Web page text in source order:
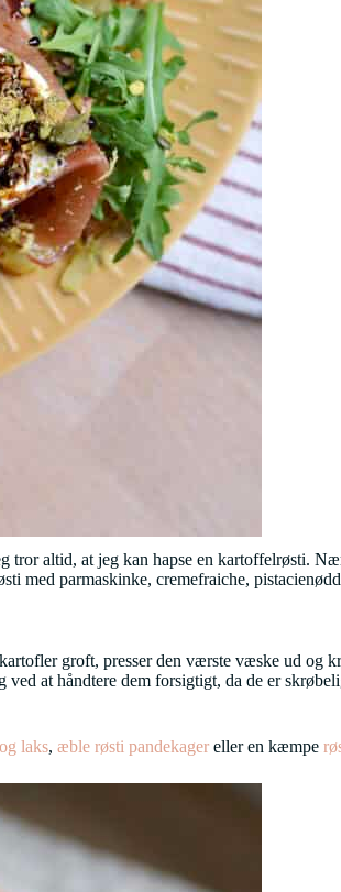
altid, at jeg kan hapse en kartoffelrøsti.
med parmaskinke, cremefraiche,
groft, presser den værste væske ud og
at håndtere dem forsigtigt, da de er
laks, æble røsti pandekager eller en kæmpe